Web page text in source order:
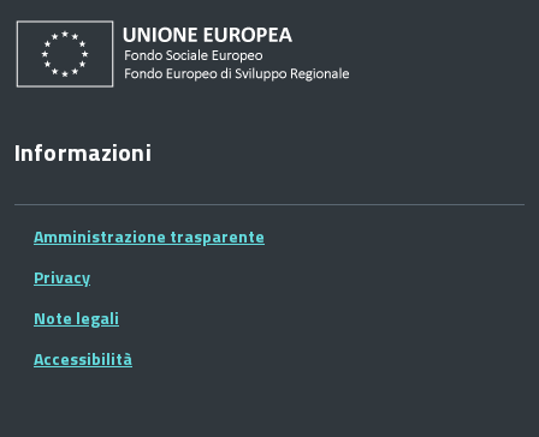
Informazioni
Amministrazione trasparente
Privacy
Note legali
Accessibilità